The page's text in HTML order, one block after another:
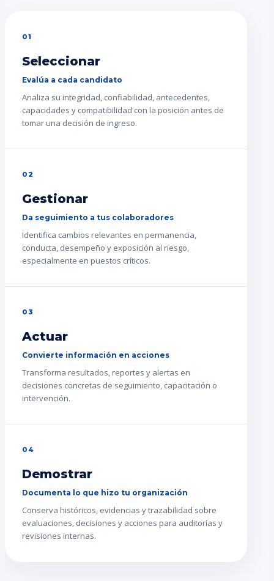
01
Seleccionar
Evalúa a cada candidato
Analiza su integridad, confiabilidad, antecedentes,
capacidades y compatibilidad con la posición antes de
tomar una decisión de ingreso.
02
Gestionar
Da seguimiento a tus colaboradores
Identifica cambios relevantes en permanencia,
conducta, desempeño y exposición al riesgo,
especialmente en puestos críticos.
03
Actuar
Convierte información en acciones
Transforma resultados, reportes y alertas en
decisiones concretas de seguimiento, capacitación o
intervención.
04
Demostrar
Documenta lo que hizo tu organización
Conserva históricos, evidencias y trazabilidad sobre
evaluaciones, decisiones y acciones para auditorías y
revisiones internas.